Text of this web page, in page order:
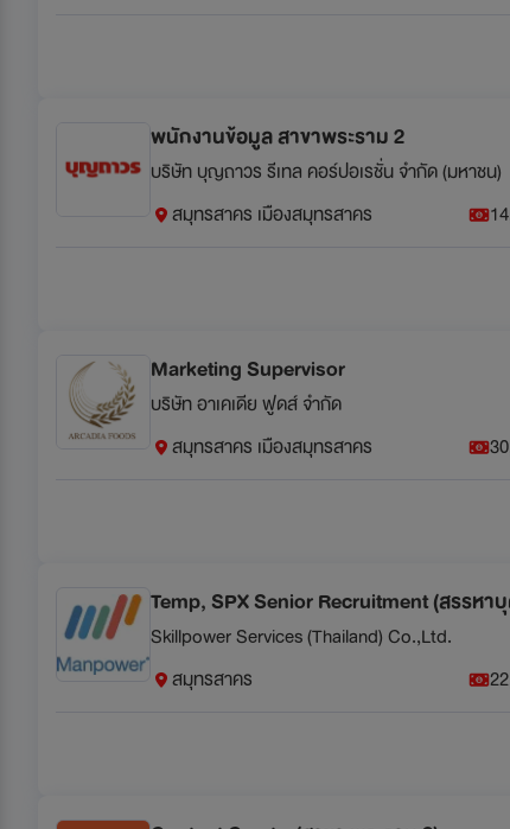
พนักงานข้อมูล สาขาพระราม 2
บริษัท บุญถาวร รีเทล คอร์ปอเรชั่น จำกัด (มหาชน)
สมุทรสาคร เมืองสมุทรสาคร
Marketing Supervisor
บริษัท อาเคเดีย ฟูดส์ จำกัด
สมุทรสาคร เมืองสมุทรสาคร
Temp, SPX Senior Recruitment (สรรหา
Skillpower Services (Thailand) Co.,Ltd.
สมุทรสาคร